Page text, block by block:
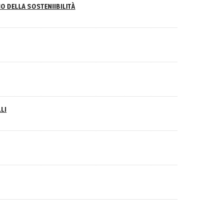
DELLA SOSTENIIBILITÀ